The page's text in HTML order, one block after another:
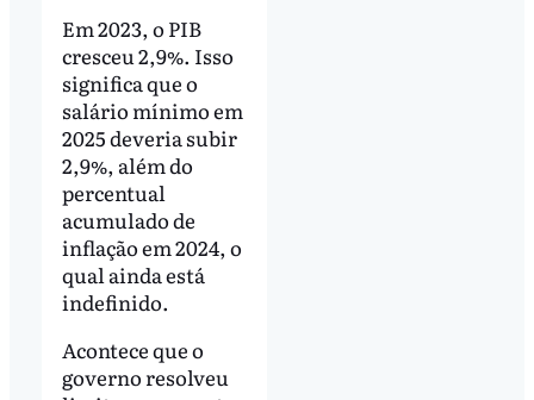
Em 2023, o PIB
cresceu 2,9%. Isso
significa que o
salário mínimo em
2025 deveria subir
2,9%, além do
percentual
acumulado de
inflação em 2024, o
qual ainda está
indefinido.
Acontece que o
governo resolveu